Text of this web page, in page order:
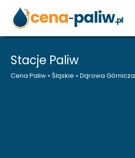
content
Stacje Paliw
Cena Paliw »Śląskie »Dąrowa Górnicza